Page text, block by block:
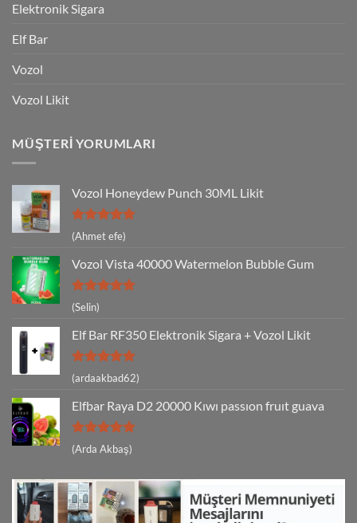
Elektronik Sigara
Elf Bar
Vozol
Vozol Likit
MÜŞTERI YORUMLARI
Vozol Honeydew Punch 30ML Likit
5 üzerinden
5
(Ahmet efe)
Vozol Vista 40000 Watermelon Bubble Gum
5 üzerinden
5
oy aldı
(Selin)
Elf Bar RF350 Elektronik Sigara + Vozol Likit
5 üzerinden
5
(ardaakbad62)
Elfbar Raya D2 20000 Kıwı passıon fruıt guava
5 üzerinden
5
(Arda Akbaş)